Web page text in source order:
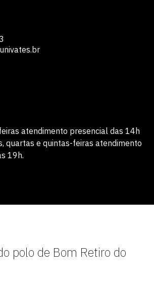
atendimento presencial das 14h
quartas e quintas-feiras atendimento
19h.
polo de Bom Retiro do